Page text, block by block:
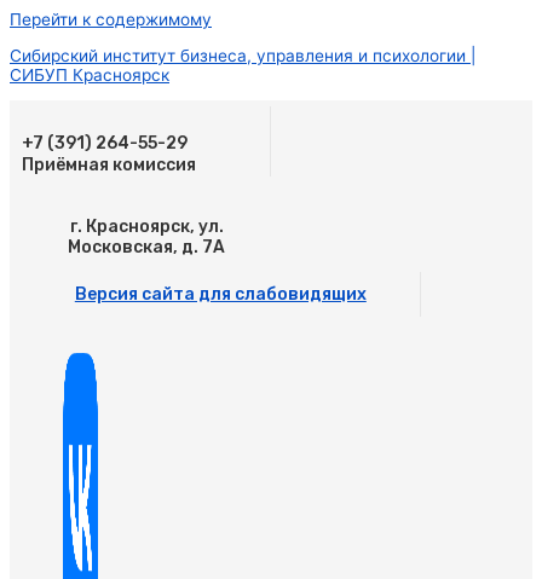
Перейти к содержимому
Сибирский институт бизнеса, управления и психологии |
СИБУП Красноярск
+7 (391) 264-55-29
Приёмная комиссия
г. Красноярск, ул.
Московская, д. 7А
Версия сайта для слабовидящих